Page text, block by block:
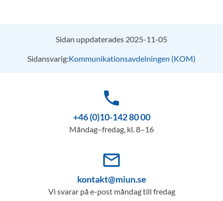
Sidan uppdaterades 2025-11-05
Sidansvarig:Kommunikationsavdelningen (KOM)
phone
+46 (0)10-142 80 00
Måndag–fredag, kl. 8–16
mail_outline
kontakt@miun.se
Vi svarar på e-post måndag till fredag